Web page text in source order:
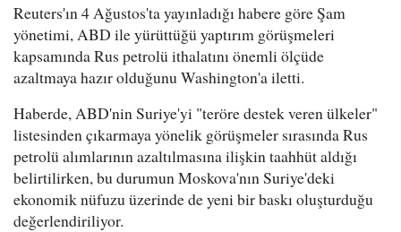
Reuters'ın 4 Ağustos'ta yayınladığı habere göre Şam
yönetimi, ABD ile yürüttüğü yaptırım görüşmeleri
kapsamında Rus petrolü ithalatını önemli ölçüde
azaltmaya hazır olduğunu Washington'a iletti.
Haberde, ABD'nin Suriye'yi "teröre destek veren ülkeler"
listesinden çıkarmaya yönelik görüşmeler sırasında Rus
petrolü alımlarının azaltılmasına ilişkin taahhüt aldığı
belirtilirken, bu durumun Moskova'nın Suriye'deki
ekonomik nüfuzu üzerinde de yeni bir baskı oluşturduğu
değerlendiriliyor.